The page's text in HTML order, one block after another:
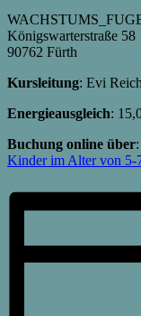
Königswarterstraße 58
90762 Fürth
Kursleitung: Evi
Energieausgleich:
Buchung online über:
Kinder im Alter von 5-